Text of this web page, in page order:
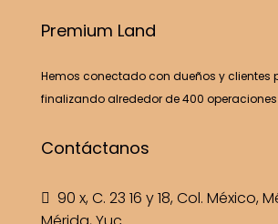
Premium Land
Hemos conectado con dueños y clientes
finalizando alrededor de 400
Contáctanos
90 x, C. 23 16 y 18, Col. México,